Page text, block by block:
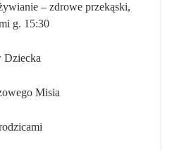
– zdrowe przekąski,
g. 15:30
Dziecka
Misia